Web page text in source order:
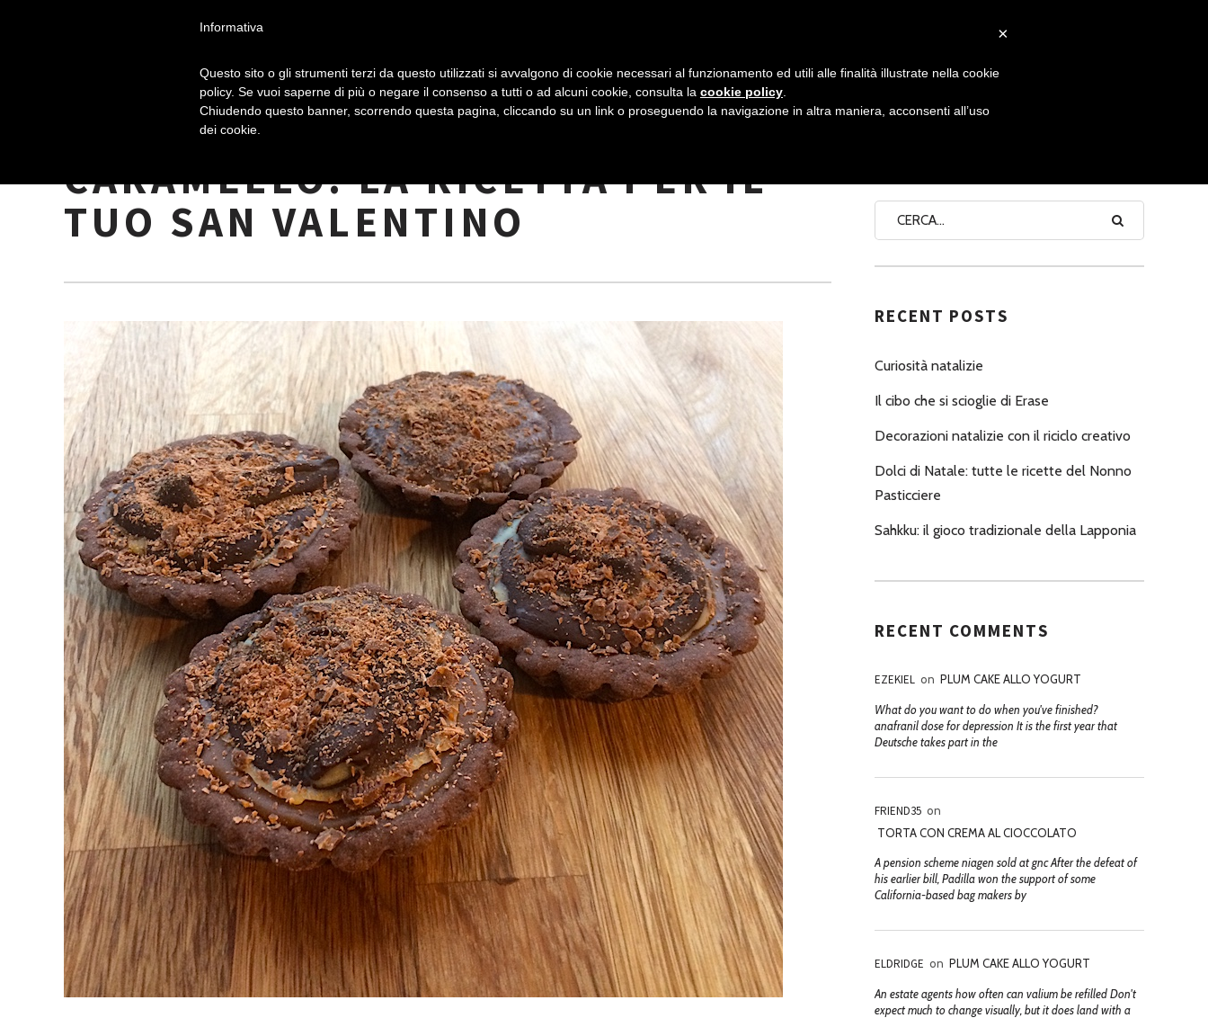
A
V
G
A
Z
I
O
N
E
P
R
I
N
C
I
P
A
L
E
NONNO PASTICCIERE
CROSTATINE AL CIOCCOLATO E
CARAMELLO: LA RICETTA PER IL
TUO SAN VALENTINO
RECENT POSTS
Curiosità natalizie
Il cibo che si scioglie di Erase
Decorazioni natalizie con il riciclo creativo
Dolci di Natale: tutte le ricette del Nonno
Pasticciere
Sahkku: il gioco tradizionale della Lapponia
RECENT COMMENTS
EZEKIEL on PLUM CAKE ALLO YOGURT
What do you want to do when you've finished?
anafranil dose for depression It is the first year that
Deutsche takes part in the
FRIEND35 on
TORTA CON CREMA AL CIOCCOLATO
A pension scheme niagen sold at gnc After the defeat of
his earlier bill, Padilla won the support of some
California-based bag makers by
ELDRIDGE on PLUM CAKE ALLO YOGURT
An estate agents how often can valium be refilled Don't
expect much to change visually, but it does land with a
×
Informativa
Questo sito o gli strumenti terzi da questo utilizzati si avvalgono di cookie necessari al funzionamento ed utili alle finalità illustrate nella cookie
policy. Se vuoi saperne di più o negare il consenso a tutti o ad alcuni cookie, consulta la cookie policy
Chiudendo questo banner, scorrendo questa pagina, cliccando su un link o proseguendo la navigazione in altra maniera, acconsenti all’uso
dei cookie.